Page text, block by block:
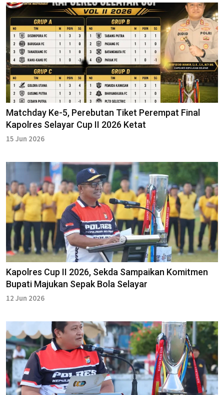
Matchday Ke-5, Perebutan Tiket Perempat Final
Kapolres Selayar Cup II 2026 Ketat
15 Jun 2026
Kapolres Cup II 2026, Sekda Sampaikan Komitmen
Bupati Majukan Sepak Bola Selayar
12 Jun 2026